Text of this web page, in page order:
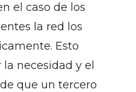
el caso de los
la red los
Esto
necesidad y el
que un tercero